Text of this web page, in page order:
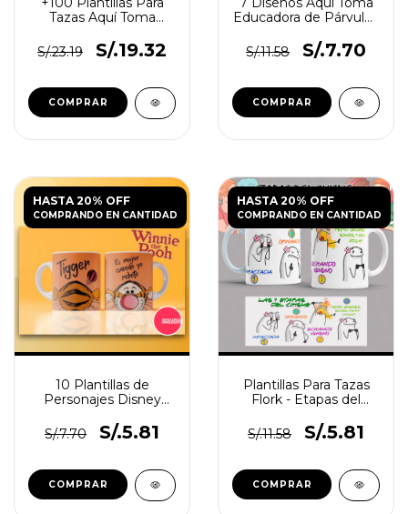
Tazas Aquí Toma
S/.23.19
S/.19.32
Educadora de Párvulos
S/.11.58
S/.7.70
HASTA 20% OFF
COMPRANDO EN CANTIDAD
10 Plantillas de
Personajes Disney
S/.7.70
S/.5.81
HASTA 20% OFF
COMPRANDO EN CANTIDAD
Plantillas Para Tazas
Flork - Etapas del
S/.11.58
S/.5.81